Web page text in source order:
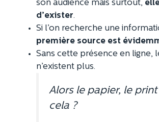
son audience mais surtout,
d’exister.
Si l’on recherche une
première source est
Sans cette présence en ligne,
n’existent plus.
Alors le papier, le
cela ?